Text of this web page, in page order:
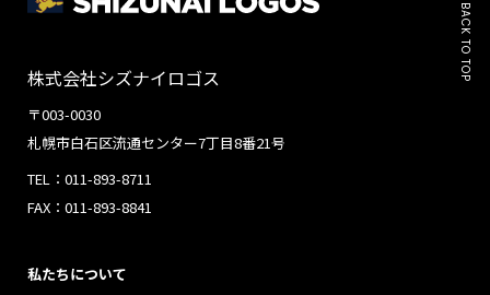
BACK TO TOP
株式会社シズナイロゴス
〒003-0030
札幌市白石区流通センター7丁目8番21号
TEL：011-893-8711
FAX：011-893-8841
私たちについて